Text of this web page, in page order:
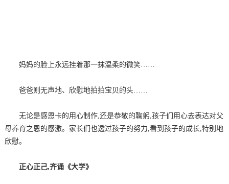
妈妈的脸上永远挂着那一抹温柔的微笑……
爸爸则无声地、欣慰地拍拍宝贝的头……
无论是感恩卡的用心制作,还是恭敬的鞠躬,孩子们用心去表达对父
母养育之恩的感激。家长们也透过孩子的努力,看到孩子的成长,特别地
欣慰。
正心正己,齐诵《大学》